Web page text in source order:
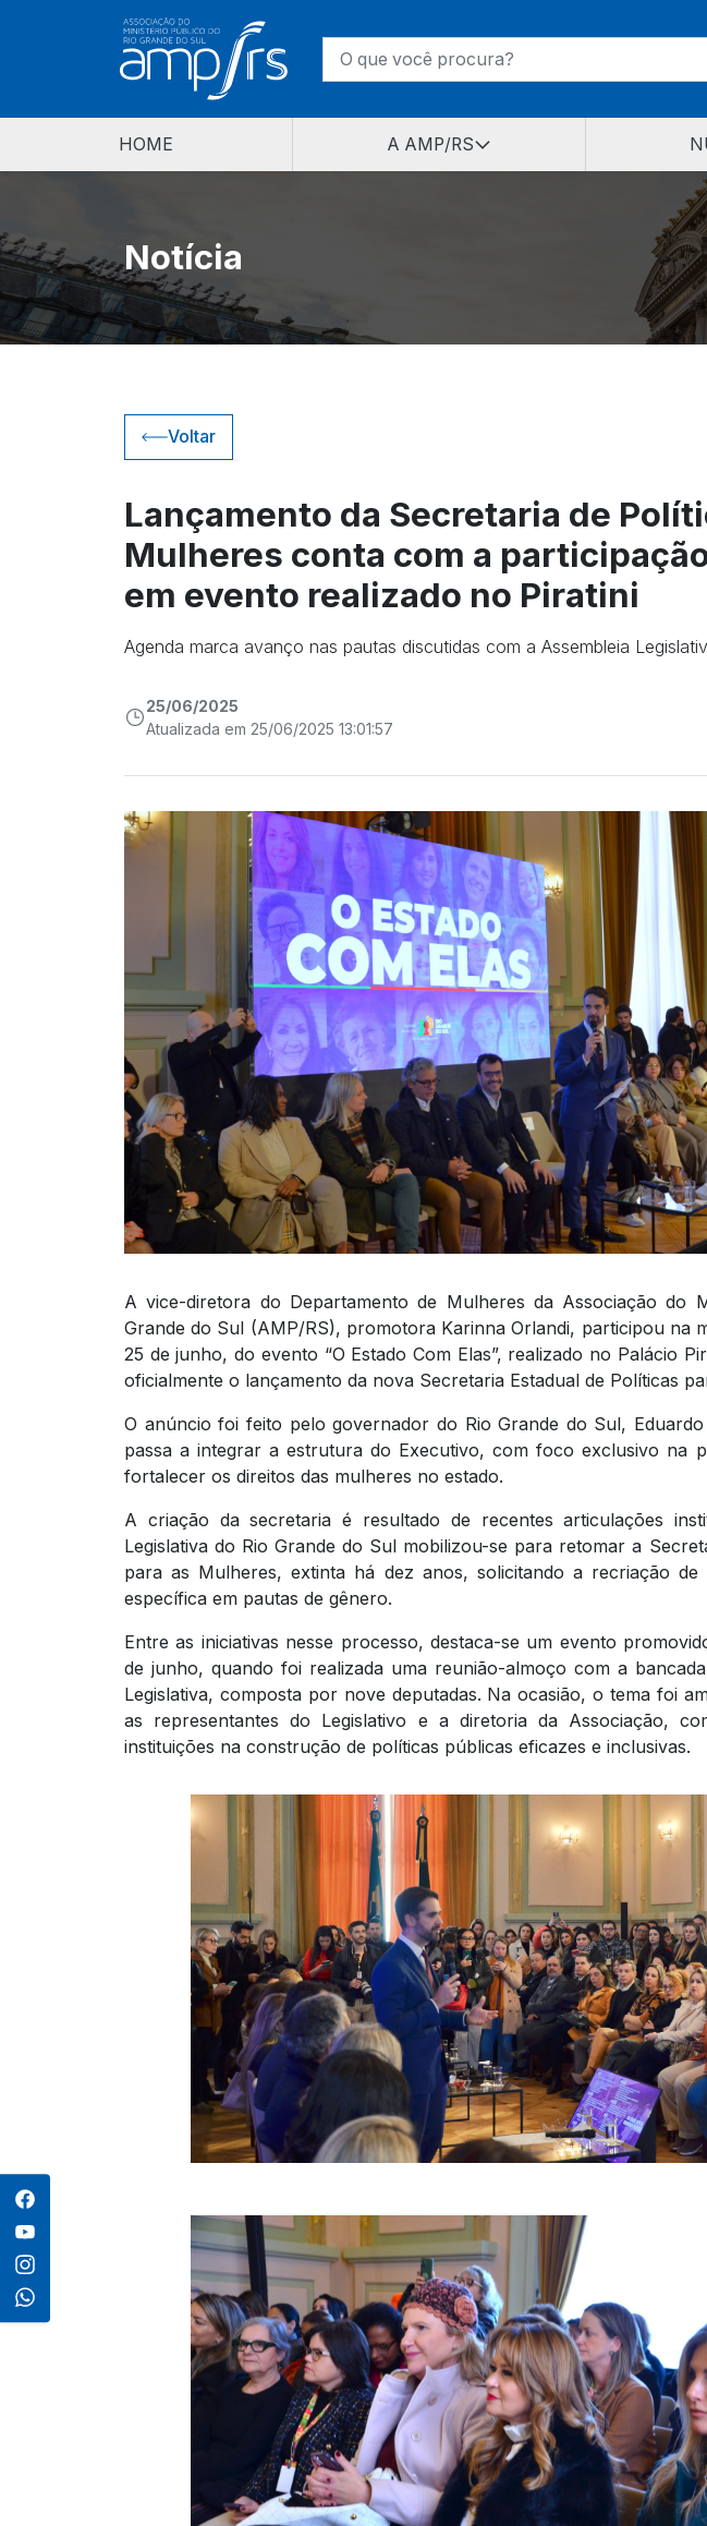
HOME A AMP/RS
Notícia
Voltar
Lançamento da Secretaria de
Mulheres conta com a
em evento realizado no Piratini
Agenda marca avanço nas pautas discutidas com a Assembleia
25/06/2025
Atualizada em 25/06/2025 13:01:57
A vice-diretora do Departamento de Mulheres da Associação do
Grande do Sul (AMP/RS), promotora Karinna Orlandi, participou na
25 de junho, do evento “O Estado Com Elas”, realizado no Palácio
oficialmente o lançamento da nova Secretaria Estadual de Políticas
O anúncio foi feito pelo governador do Rio Grande do Sul,
passa a integrar a estrutura do Executivo, com foco exclusivo na
fortalecer os direitos das mulheres no estado.
A criação da secretaria é resultado de recentes articulações
Legislativa do Rio Grande do Sul mobilizou-se para retomar a
para as Mulheres, extinta há dez anos, solicitando a recriação
específica em pautas de gênero.
Entre as iniciativas nesse processo, destaca-se um evento
de junho, quando foi realizada uma reunião-almoço com a
Legislativa, composta por nove deputadas. Na ocasião, o tema foi
as representantes do Legislativo e a diretoria da Associação,
instituições na construção de políticas públicas eficazes e inclusivas.